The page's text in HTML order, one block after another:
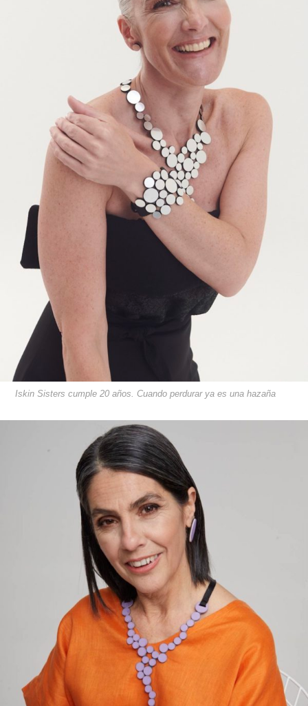
Iskin Sisters cumple 20 años. Cuando perdurar ya es una hazaña